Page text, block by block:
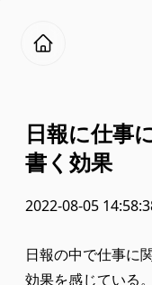
日報に仕事
書く効果
2022-08-05
日報の中で仕事に
効果を感じている